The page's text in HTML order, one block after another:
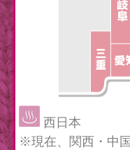
西日本
※現在、関西・中